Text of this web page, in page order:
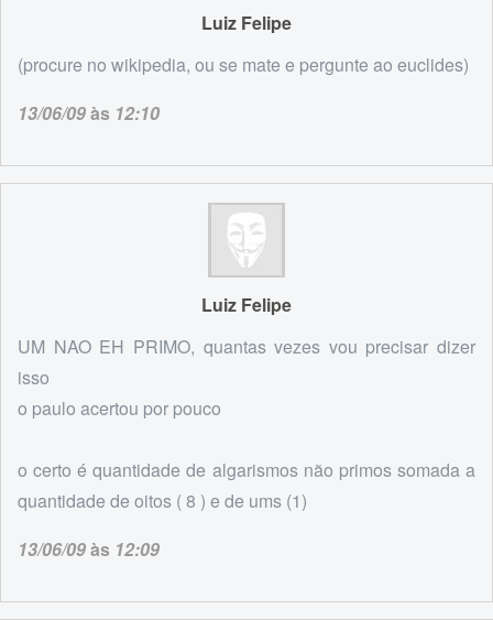
Luiz Felipe
(procure no wikipedia, ou se mate e pergunte ao euclides)
13/06/09às 12:10
Luiz Felipe
UM NAO EH PRIMO, quantas vezes vou precisar dizer
isso
o paulo acertou por pouco
o certo é quantidade de algarismos não primos somada a
quantidade de oitos ( 8 ) e de ums (1)
13/06/09às 12:09